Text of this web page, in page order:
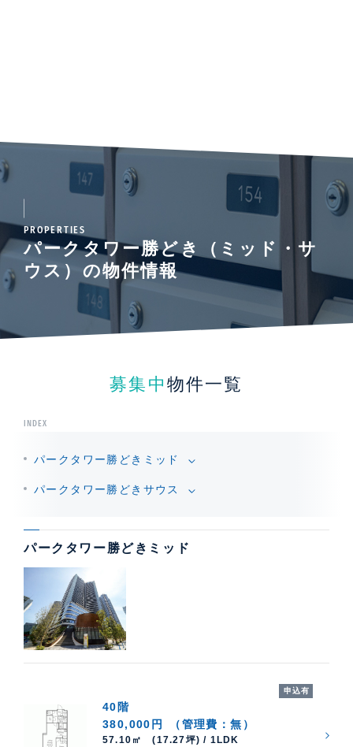
ケン・コーポレーションでは、パークタワー勝どき の
中古住宅購入・賃貸運用・売却査定などのご相談も承っ
PROPERTIES
パークタワー勝どき（ミッド・サ
ウス）の物件情報
募集中 物件一覧
INDEX
パークタワー勝どきミッド
パークタワー勝どきサウス
パークタワー勝どきミッド
申込有
40階
380,000円
（管理費：無）
57.10㎡ (17.27坪) / 1LDK